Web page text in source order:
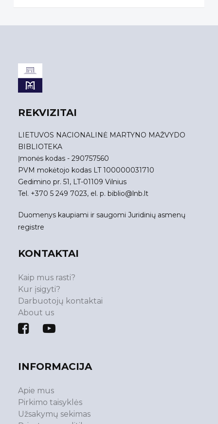
REKVIZITAI
LIETUVOS NACIONALINĖ MARTYNO MAŽVYDO
BIBLIOTEKA
Įmonės kodas - 290757560
PVM mokėtojo kodas LT 100000031710
Gedimino pr. 51, LT-01109 Vilnius
Tel. +370 5 249 7023, el. p. biblio@lnb.lt
Duomenys kaupiami ir saugomi Juridinių asmenų
registre
KONTAKTAI
Kaip mus rasti?
Kur įsigyti?
Darbuotojų kontaktai
About us
INFORMACIJA
Apie mus
Pirkimo taisyklės
Užsakymų sekimas